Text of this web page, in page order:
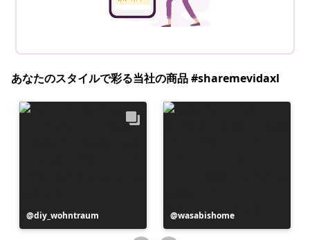
あなたのスタイルで彩る当社の商品 #sharemevidaxl
投
稿
diy_wohntraum
投
稿
wasabishome